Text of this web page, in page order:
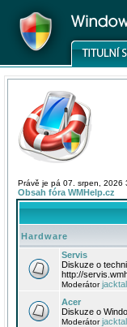
Právě je pá 07. srpen, 2026
Obsah fóra WMHelp.cz
Hardware
Servis
Diskuze o
http://
Moderátor
Acer
Diskuze o
Moderátor